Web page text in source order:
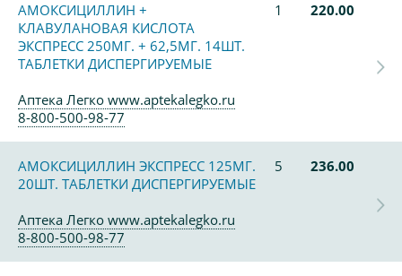
АМОКСИЦИЛЛИН +
КЛАВУЛАНОВАЯ КИСЛОТА
ЭКСПРЕСС 250МГ. + 62,5МГ. 14ШТ.
ТАБЛЕТКИ ДИСПЕРГИРУЕМЫЕ
1 220.00
Аптека Легко www.aptekalegko.ru
8-800-500-98-77
АМОКСИЦИЛЛИН ЭКСПРЕСС 125МГ.
20ШТ. ТАБЛЕТКИ ДИСПЕРГИРУЕМЫЕ
5 236.00
Аптека Легко www.aptekalegko.ru
8-800-500-98-77